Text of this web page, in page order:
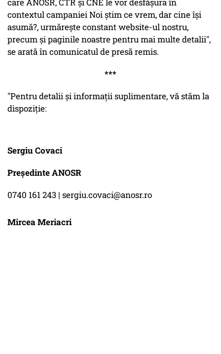
care ANOSR, CTR și CNE le vor desfășura în
contextul campanieiNoi știm ce vrem, dar cine își
asumă?, urmărește constant website-ul nostru,
precum și paginile noastre pentru mai multe detalii",
se arată în comunicatul de presă remis.
***
"Pentru detalii și informații suplimentare, vă stăm la
dispoziție:
Sergiu Covaci
Președinte ANOSR
0740 161 243 | sergiu.covaci@anosr.ro
Mircea Meriacri